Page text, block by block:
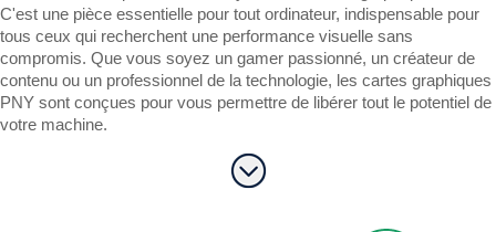
C'est une pièce essentielle pour tout ordinateur, indispensable pour
tous ceux qui recherchent une performance visuelle sans
compromis. Que vous soyez un gamer passionné, un créateur de
contenu ou un professionnel de la technologie, les cartes graphiques
PNY sont conçues pour vous permettre de libérer tout le potentiel de
votre machine.
Les cartes graphiques PNY sont dotées des dernières innovations